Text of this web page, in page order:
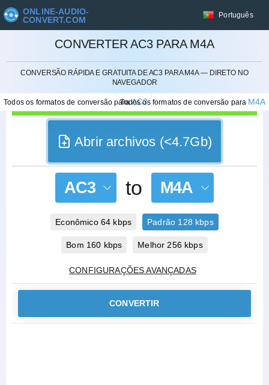
ONLINE-AUDIO-
CONVERT.COM
Português
CONVERTER AC3 PARA M4A
CONVERSÃO RÁPIDA E GRATUITA DE AC3 PARA M4A — DIRETO NO
NAVEGADOR
Todos os formatos de conversão paraAC3
Todos os formatos de conversão para M4A
Abrir archivos (<4.7Gb)
AC3 to M4A
Econômico 64 kbps Padrão 128 kbps
Bom 160 kbps Melhor 256 kbps
CONFIGURAÇÕES AVANÇADAS
CONVERTIR